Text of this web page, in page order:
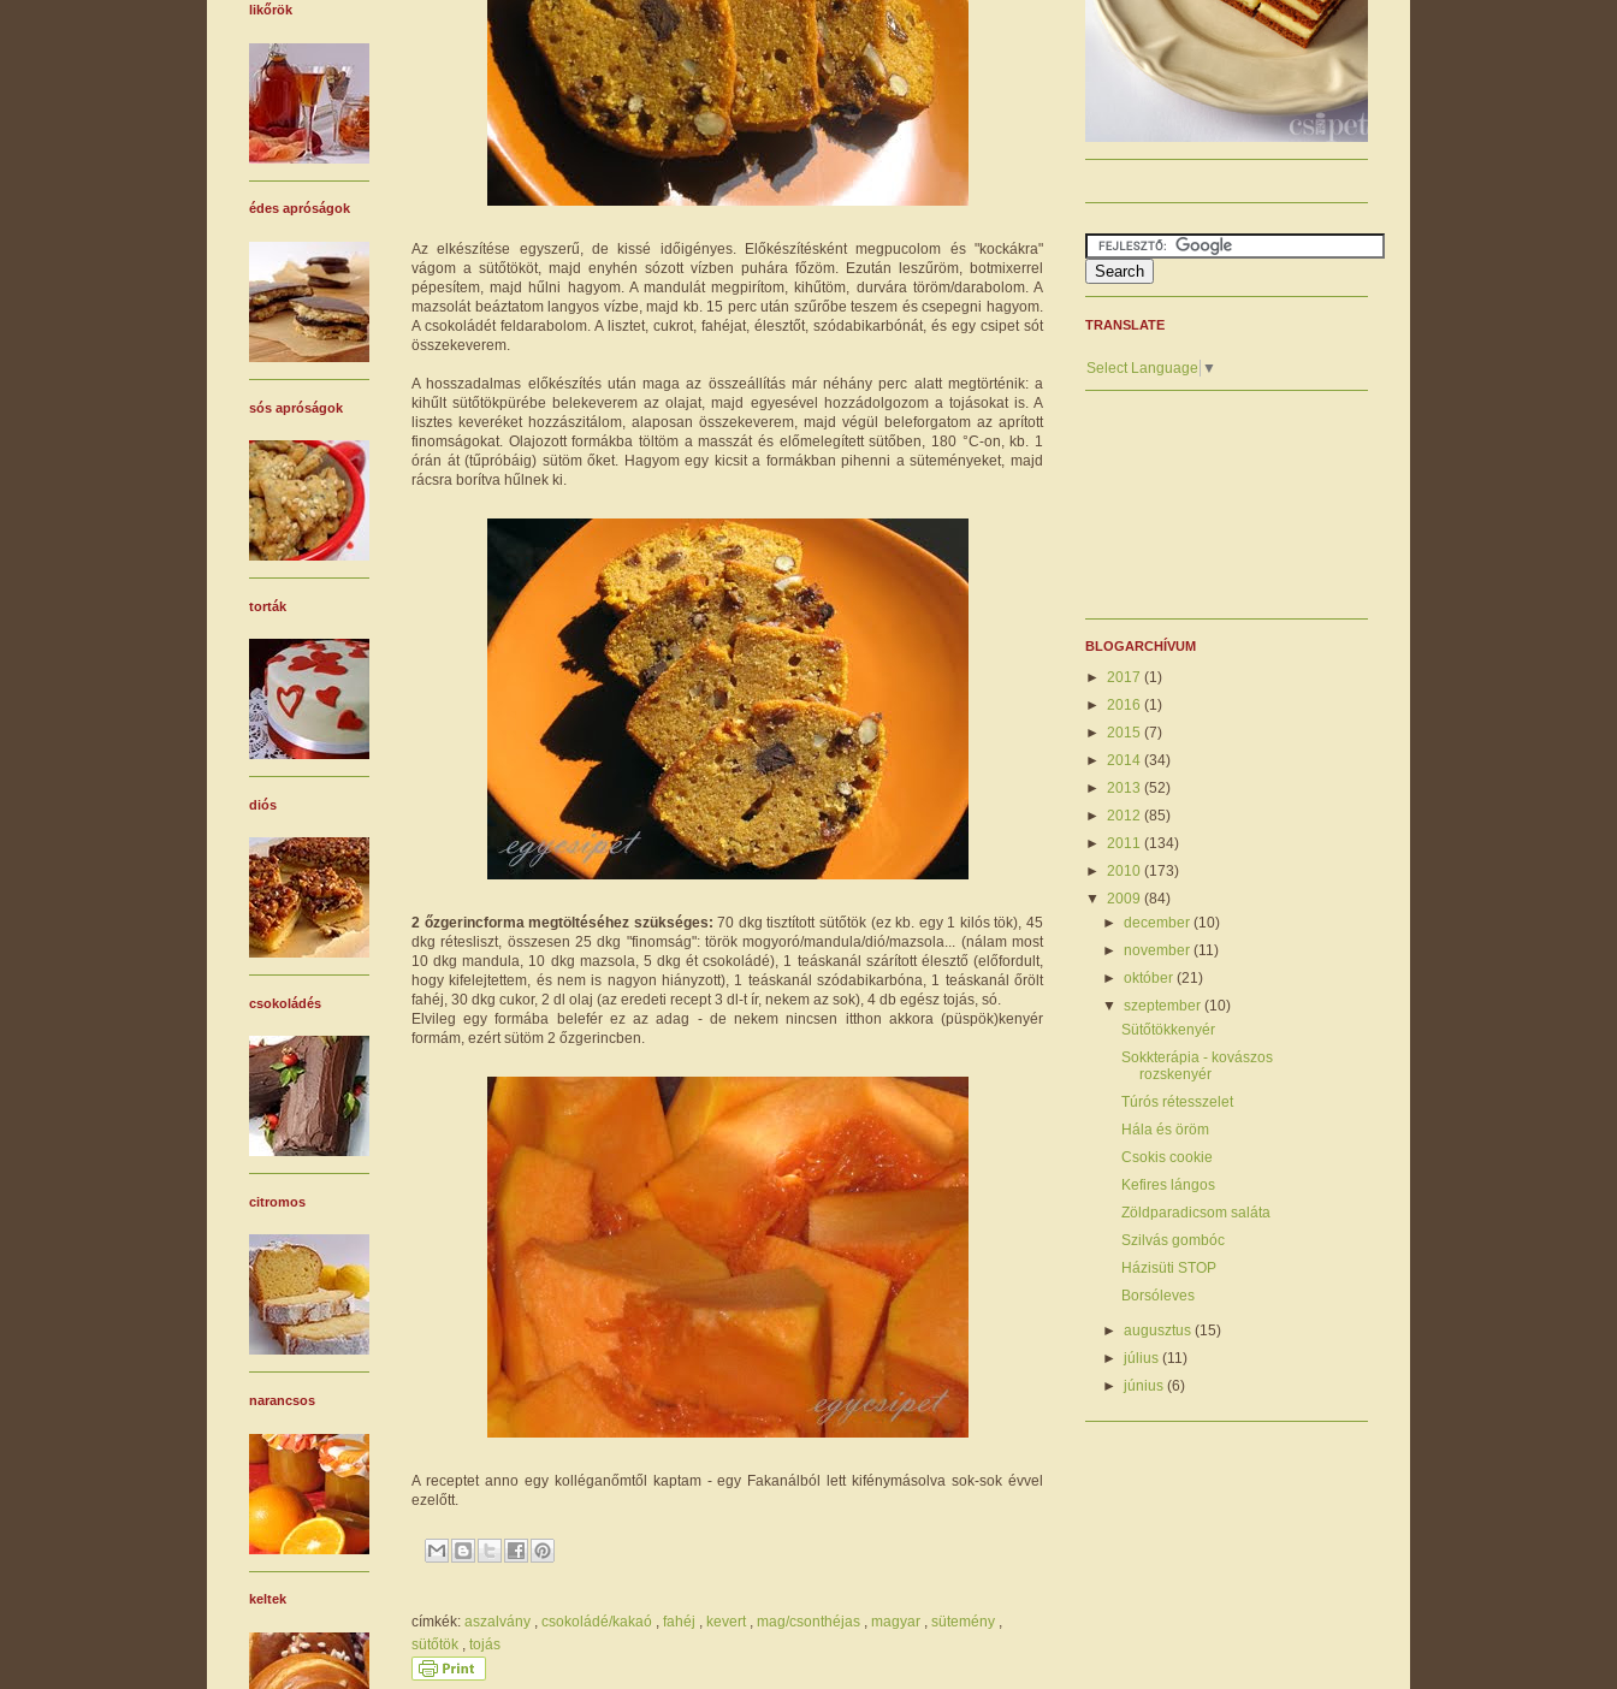
Az elkészítése egyszerű, de kissé időigényes. Előkészítésként megpucolom és "kockákra"
vágom a sütőtököt, majd enyhén sózott vízben puhára főzöm. Ezután leszűröm, botmixerrel
pépesítem, majd hűlni hagyom. A mandulát megpirítom, kihűtöm, durvára töröm/darabolom. A
mazsolát beáztatom langyos vízbe, majd kb. 15 perc után szűrőbe teszem és csepegni hagyom.
A csokoládét feldarabolom. A lisztet, cukrot, fahéjat, élesztőt, szódabikarbónát, és egy csipet sót
összekeverem.
A hosszadalmas előkészítés után maga az összeállítás már néhány perc alatt megtörténik: a
kihűlt sütőtökpürébe belekeverem az olajat, majd egyesével hozzádolgozom a tojásokat is. A
lisztes keveréket hozzászitálom, alaposan összekeverem, majd végül beleforgatom az aprított
finomságokat. Olajozott formákba töltöm a masszát és előmelegített sütőben, 180 °C-on, kb. 1
órán át (tűpróbáig) sütöm őket. Hagyom egy kicsit a formákban pihenni a süteményeket, majd
rácsra borítva hűlnek ki.
2 őzgerincforma megtöltéséhez szükséges:70 dkg tisztított sütőtök (ez kb. egy 1 kilós tök), 45
dkg rétesliszt, összesen 25 dkg "finomság": török mogyoró/mandula/dió/mazsola... (nálam most
10 dkg mandula, 10 dkg mazsola, 5 dkg ét csokoládé), 1 teáskanál szárított élesztő (előfordult,
hogy kifelejtettem, és nem is nagyon hiányzott), 1 teáskanál szódabikarbóna, 1 teáskanál őrölt
fahéj, 30 dkg cukor, 2 dl olaj (az eredeti recept 3 dl-t ír, nekem az sok), 4 db egész tojás, só.
Elvileg egy formába belefér ez az adag - de nekem nincsen itthon akkora (püspök)kenyér
formám, ezért sütöm 2 őzgerincben.
A receptet anno egy kolléganőmtől kaptam - egy Fakanálból lett kifénymásolva sok-sok évvel
ezelőtt.
címkék: aszalvány csokoládé/kakaó fahéj kevert mag/csonthéjas magyar sütemény
sütőtök
tojás
likőrök
édes apróságok
sós apróságok
torták
diós
csokoládés
citromos
narancsos
keltek
TRANSLATE
Select Language ▼
BLOGARCHÍVUM
► 2017 (1)
► 2016 (1)
► 2015 (7)
► 2014 (34)
► 2013 (52)
► 2012 (85)
► 2011 (134)
► 2010 (173)
▼ 2009 (84)
►december(10)
►november(11)
►október(21)
▼szeptember(10)
Sütőtökkenyér
Sokkterápia - kovászos
rozskenyér
Túrós rétesszelet
Hála és öröm
Csokis cookie
Kefires lángos
Zöldparadicsom saláta
Szilvás gombóc
Házisüti STOP
Borsóleves
►augusztus(15)
►július(11)
►június(6)